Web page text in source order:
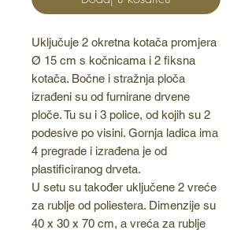
Uključuje 2 okretna kotača promjera
Ø 15 cm s kočnicama i 2 fiksna
kotača. Bočne i stražnja ploča
izrađeni su od furnirane drvene
ploče. Tu su i 3 police, od kojih su 2
podesive po visini. Gornja ladica ima
4 pregrade i izrađena je od
plastificiranog drveta.
U setu su također uključene 2 vreće
za rublje od poliestera. Dimenzije su
40 x 30 x 70 cm, a vreća za rublje